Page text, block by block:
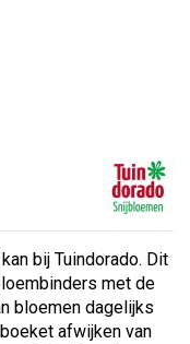
bij Tuindorado. Dit
met de
bloemen dagelijks
afwijken van